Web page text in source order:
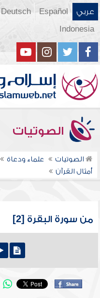
عربي Español
Deutsch
Indonesia
الصوتيات
الصوتيات علماء ودعاة
أمثال القرآن
من سورة البقرة [2]